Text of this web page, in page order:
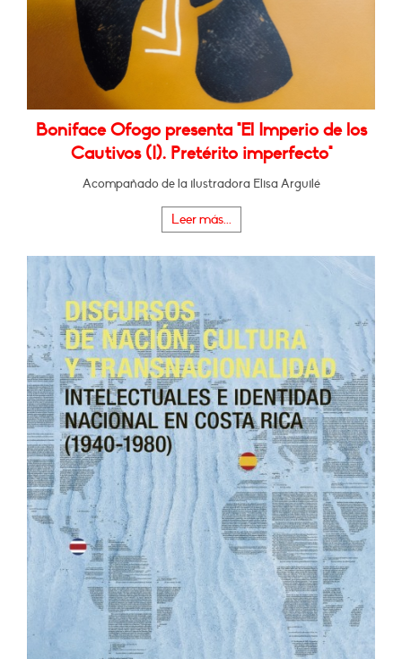
Boniface Ofogo presenta "El Imperio de los
Cautivos (I). Pretérito imperfecto"
Acompañado de la ilustradora Elisa Arguilé
Leer más...